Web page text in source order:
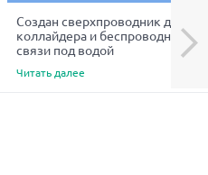
Создан сверхпроводник для
коллайдера и беспроводной
связи под водой
Читать далее
Next